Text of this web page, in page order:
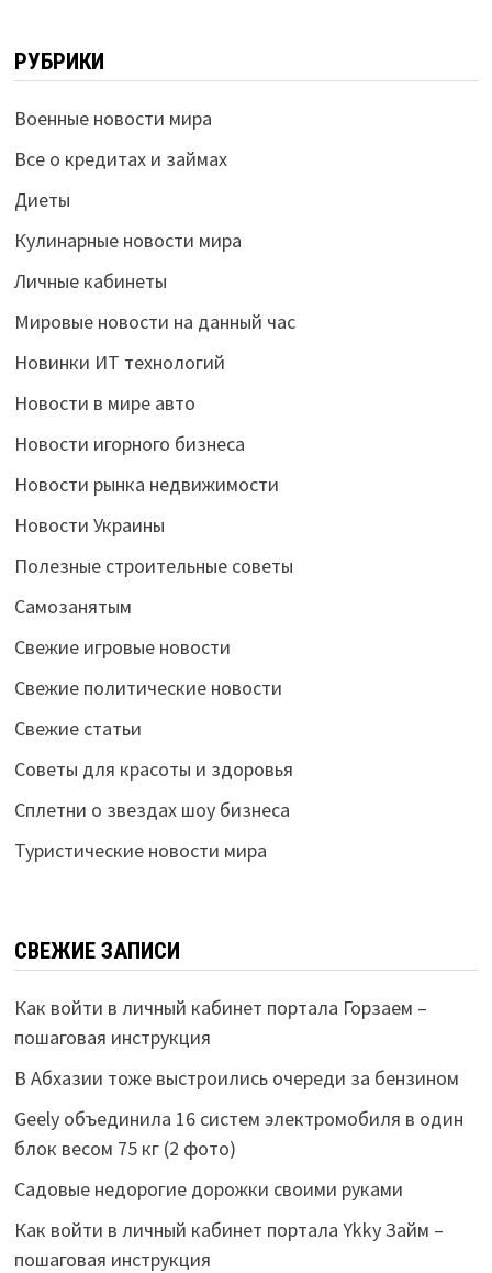
РУБРИКИ
Военные новости мира
Все о кредитах и займах
Диеты
Кулинарные новости мира
Личные кабинеты
Мировые новости на данный час
Новинки ИТ технологий
Новости в мире авто
Новости игорного бизнеса
Новости рынка недвижимости
Новости Украины
Полезные строительные советы
Самозанятым
Свежие игровые новости
Свежие политические новости
Свежие статьи
Советы для красоты и здоровья
Сплетни о звездах шоу бизнеса
Туристические новости мира
СВЕЖИЕ ЗАПИСИ
Как войти в личный кабинет портала Горзаем –
пошаговая инструкция
В Абхазии тоже выстроились очереди за бензином
Geely объединила 16 систем электромобиля в один
блок весом 75 кг (2 фото)
Садовые недорогие дорожки своими руками
Как войти в личный кабинет портала Ykky Займ –
пошаговая инструкция